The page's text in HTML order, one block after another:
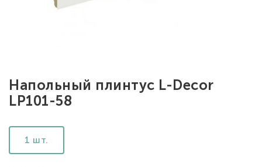
Напольный плинтус L-Decor
LP101-58
1 шт.